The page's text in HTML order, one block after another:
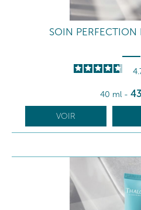
SOIN PERFECTION
40 ml - 43
VOIR